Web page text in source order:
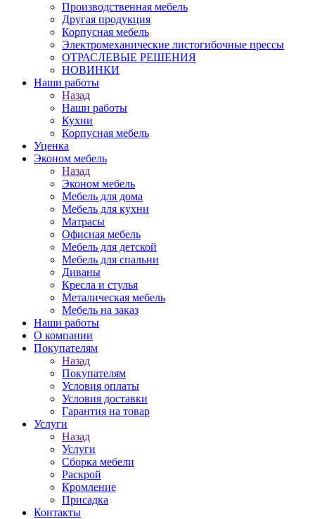
Производственная мебель
Другая продукция
Корпусная мебель
Электромеханические листогибочные прессы
ОТРАСЛЕВЫЕ РЕШЕНИЯ
НОВИНКИ
Наши работы
Назад
Наши работы
Кухни
Корпусная мебель
Уценка
Эконом мебель
Назад
Эконом мебель
Мебель для дома
Мебель для кухни
Матрасы
Офисная мебель
Мебель для детской
Мебель для спальни
Диваны
Кресла и стулья
Металическая мебель
Мебель на заказ
Наши работы
О компании
Покупателям
Назад
Покупателям
Условия оплаты
Условия доставки
Гарантия на товар
Услуги
Назад
Услуги
Сборка мебели
Раскрой
Кромление
Присадка
Контакты